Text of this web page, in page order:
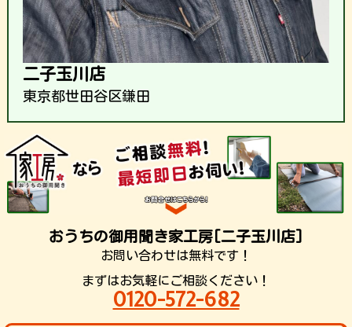
二子玉川店
東京都世田谷区鎌田
おうちの御用聞き家工房[二子玉川店]
お問い合わせは無料です！
まずはお気軽にご相談ください！
0120-572-682